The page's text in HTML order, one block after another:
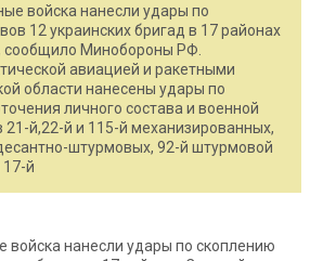
войска нанесли удары по
12 украинских бригад в 17 районах
сообщило Минобороны РФ.
авиацией и ракетными
области нанесены удары по
личного состава и военной
21-й,22-й и 115-й механизированных,
штурмовых, 92-й штурмовой
й
войска нанесли удары по скоплению